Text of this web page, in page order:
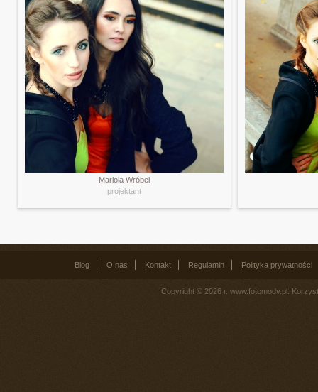
Mariola Wróbel
projektant
Blog O nas Kontakt Regulamin Polityka prywatności
Copyright © 2026 r. www.fotomody.pl.